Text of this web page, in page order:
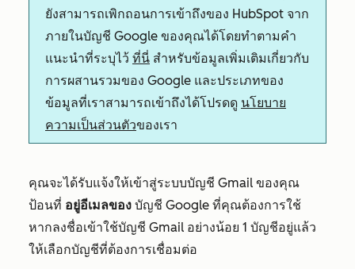
ยังสามารถเพิกถอนการเข้าถึงของ HubSpot จาก
ภายในบัญชี Google ของคุณได้โดยทำตามคำ
แนะนำที่ระบุไว้ ที่นี่ สำหรับข้อมูลเพิ่มเติมเกี่ยวกับ
การผสานรวมของ Google และประเภทของ
ข้อมูลที่เราสามารถเข้าถึงได้โปรดดู นโยบาย
ความเป็นส่วนตัวของเรา
คุณจะได้รับแจ้งให้เข้าสู่ระบบบัญชี Gmail ของคุณ
ป้อนที่ อยู่อีเมลของ บัญชี Google ที่คุณต้องการใช้
หากลงชื่อเข้าใช้บัญชี Gmail อย่างน้อย 1 บัญชีอยู่แล้ว
ให้เลือกบัญชีที่ต้องการเชื่อมต่อ